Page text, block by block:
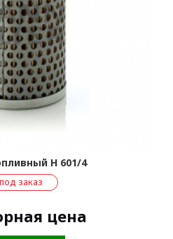
H 601/4
под заказ
цена